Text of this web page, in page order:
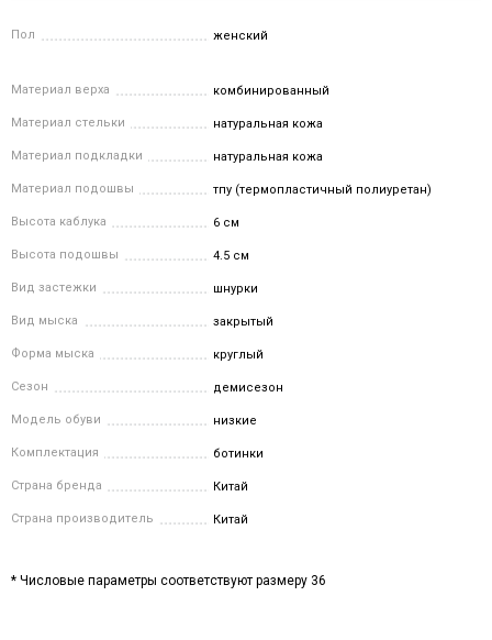
Пол женский
Материал верха комбинированный
Материал стельки натуральная кожа
Материал подкладки натуральная кожа
Материал подошвы тпу (термопластичный полиуретан)
Высота каблука 6 см
Высота подошвы 4.5 см
Вид застежки шнурки
Вид мыска закрытый
Форма мыска круглый
Сезон демисезон
Модель обуви низкие
Комплектация ботинки
Страна бренда Китай
Страна производитель Китай
* Числовые параметры соответствуют размеру 36